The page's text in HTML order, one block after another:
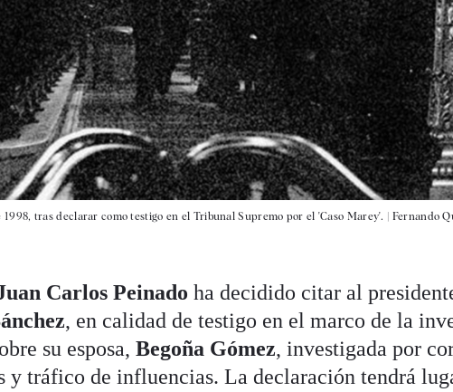
1998, tras declarar como testigo en el Tribunal Supremo por el 'Caso Marey'. | Fernando
Carlos Peinado ha decidido citar al
, en calidad de testigo en el marco de la
su esposa,Begoña Gómez, investigada por
y tráfico de influencias. La declaración tendrá